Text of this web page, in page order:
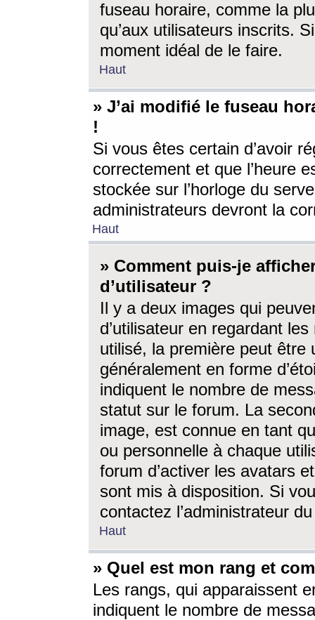
fuseau horaire, comme la
qu’aux utilisateurs inscrits.
moment idéal de le faire.
Haut
» J’ai modifié le fuseau
!
Si vous êtes certain d’avoir
correctement et que l’heure
stockée sur l’horloge du
administrateurs devront la
Haut
» Comment puis-je
d’utilisateur ?
Il y a deux images qui
d’utilisateur en regardant
utilisé, la première peut être
généralement en forme
indiquent le nombre de
statut sur le forum. La
image, est connue en tant
ou personnelle à chaque
forum d’activer les avatars
sont mis à disposition. Si
contactez l’administrateur
Haut
» Quel est mon rang et
Les rangs, qui apparaissent
indiquent le nombre de